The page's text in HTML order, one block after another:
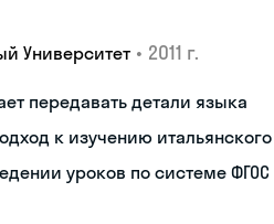
Университет • 2011 г.
передавать детали языка
к изучению итальянского
уроков по системе ФГОС